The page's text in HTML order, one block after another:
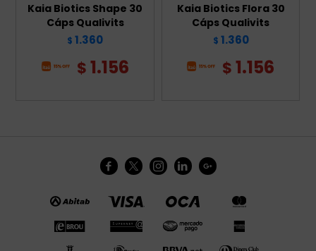
Kaia Biotics Shape 30
Cáps Qualivits
$ 1.360
$1.156
Kaia Biotics Flora 30
Cáps Qualivits
$ 1.360
$1.156
    